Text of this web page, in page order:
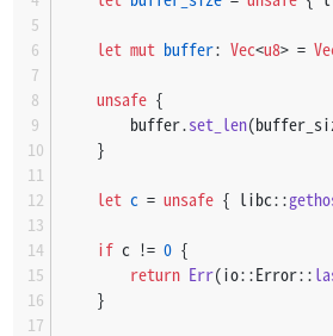
let mut buffer: Vec<u8> =
unsafe {
        buffer.
set_len
    }
let c = unsafe { libc::
if c != 0 {
return Err(io::Error::
    }